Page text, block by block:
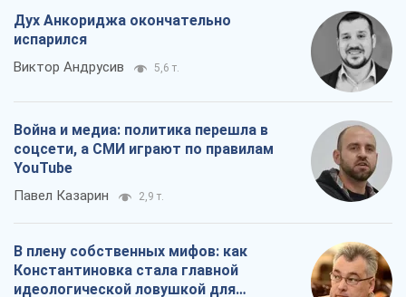
Дух Анкориджа окончательно
испарился
Виктор Андрусив 5,6 т.
Война и медиа: политика перешла в
соцсети, а СМИ играют по правилам
YouTube
Павел Казарин 2,9 т.
В плену собственных мифов: как
Константиновка стала главной
идеологической ловушкой для